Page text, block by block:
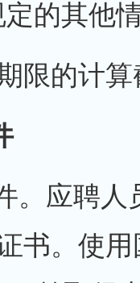
的其他
限的计
。应聘
书。使